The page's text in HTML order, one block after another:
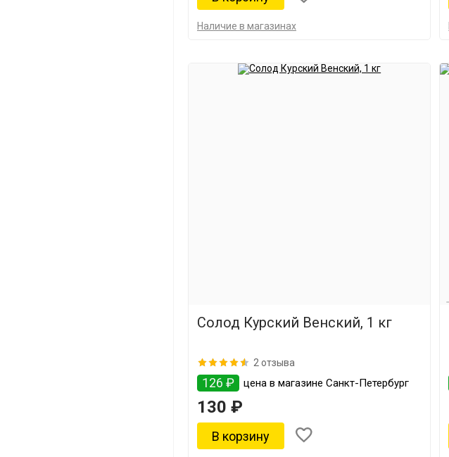
Наличие в магазинах
Солод Курский Венский, 1 кг
2 отзыва
126 ₽ цена в магазине Санкт-Петербург
130 ₽